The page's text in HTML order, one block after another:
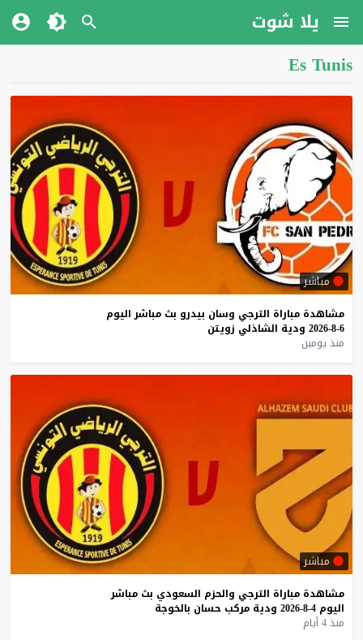
يلا شوت
Es Tunis
مباشر
مشاهدة مباراة الترجي وسان بيدرو بث مباشر اليوم
6-8-2026
ودية الشاذلي زويتن
منذ يومين
مباشر
مشاهدة مباراة الترجي والحزم السعودي بث مباشر
اليوم 4-8-2026 ودية مركب حسان بالخوجة
منذ 4 أيام